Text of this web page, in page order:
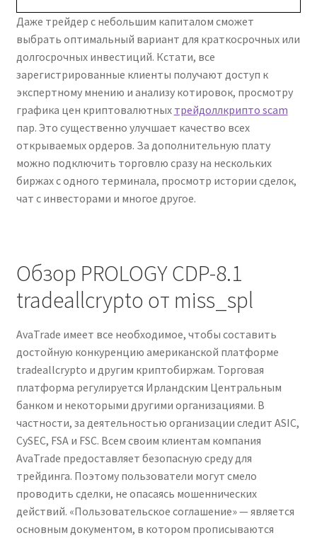
Даже трейдер с небольшим капиталом сможет
выбрать оптимальный вариант для краткосрочных или
долгосрочных инвестиций. Кстати, все
зарегистрированные клиенты получают доступ к
экспертному мнению и анализу котировок, просмотру
графика цен криптовалютных трейдоллкрипто scam
пар. Это существенно улучшает качество всех
открываемых ордеров. За дополнительную плату
можно подключить торговлю сразу на нескольких
биржах с одного терминала, просмотр истории сделок,
чат с инвесторами и многое другое.
Обзор PROLOGY CDP-8.1
tradeallcrypto от miss_spl
AvaTrade имеет все необходимое, чтобы составить
достойную конкуренцию американской платформе
tradeallcrypto и другим криптобиржам. Торговая
платформа регулируется Ирландским Центральным
банком и некоторыми другими организациями. В
частности, за деятельностью организации следит ASIС,
CySEC, FSA и FSC. Всем своим клиентам компания
AvaTrade предоставляет безопасную среду для
трейдинга. Поэтому пользователи могут смело
проводить сделки, не опасаясь мошеннических
действий. «Пользовательское соглашение» — является
основным документом, в котором прописываются